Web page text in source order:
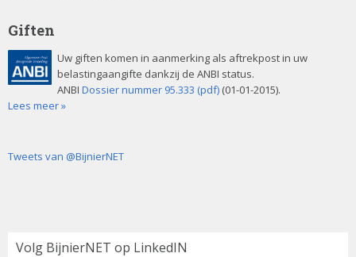
Giften
Uw giften komen in aanmerking als aftrekpost in uw
belastingaangifte dankzij de ANBI status.
ANBI Dossier nummer 95.333 (pdf) (01-01-2015).
Lees meer »
Tweets van @BijnierNET
Volg BijnierNET op LinkedIN